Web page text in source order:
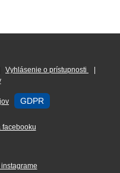
Vyhlásenie o prístupnosti
GDPR
facebooku